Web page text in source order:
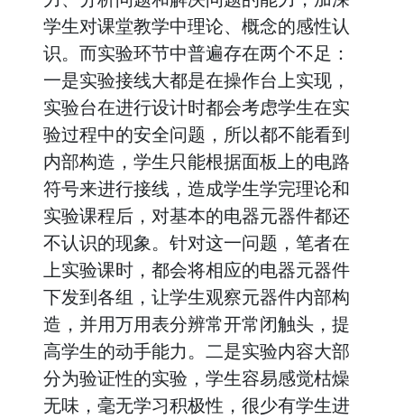
学生对课堂教学中理论、概念的感性认
识。而实验环节中普遍存在两个不足：
一是实验接线大都是在操作台上实现，
实验台在进行设计时都会考虑学生在实
验过程中的安全问题，所以都不能看到
内部构造，学生只能根据面板上的电路
符号来进行接线，造成学生学完理论和
实验课程后，对基本的电器元器件都还
不认识的现象。针对这一问题，笔者在
上实验课时，都会将相应的电器元器件
下发到各组，让学生观察元器件内部构
造，并用万用表分辨常开常闭触头，提
高学生的动手能力。二是实验内容大部
分为验证性的实验，学生容易感觉枯燥
无味，毫无学习积极性，很少有学生进